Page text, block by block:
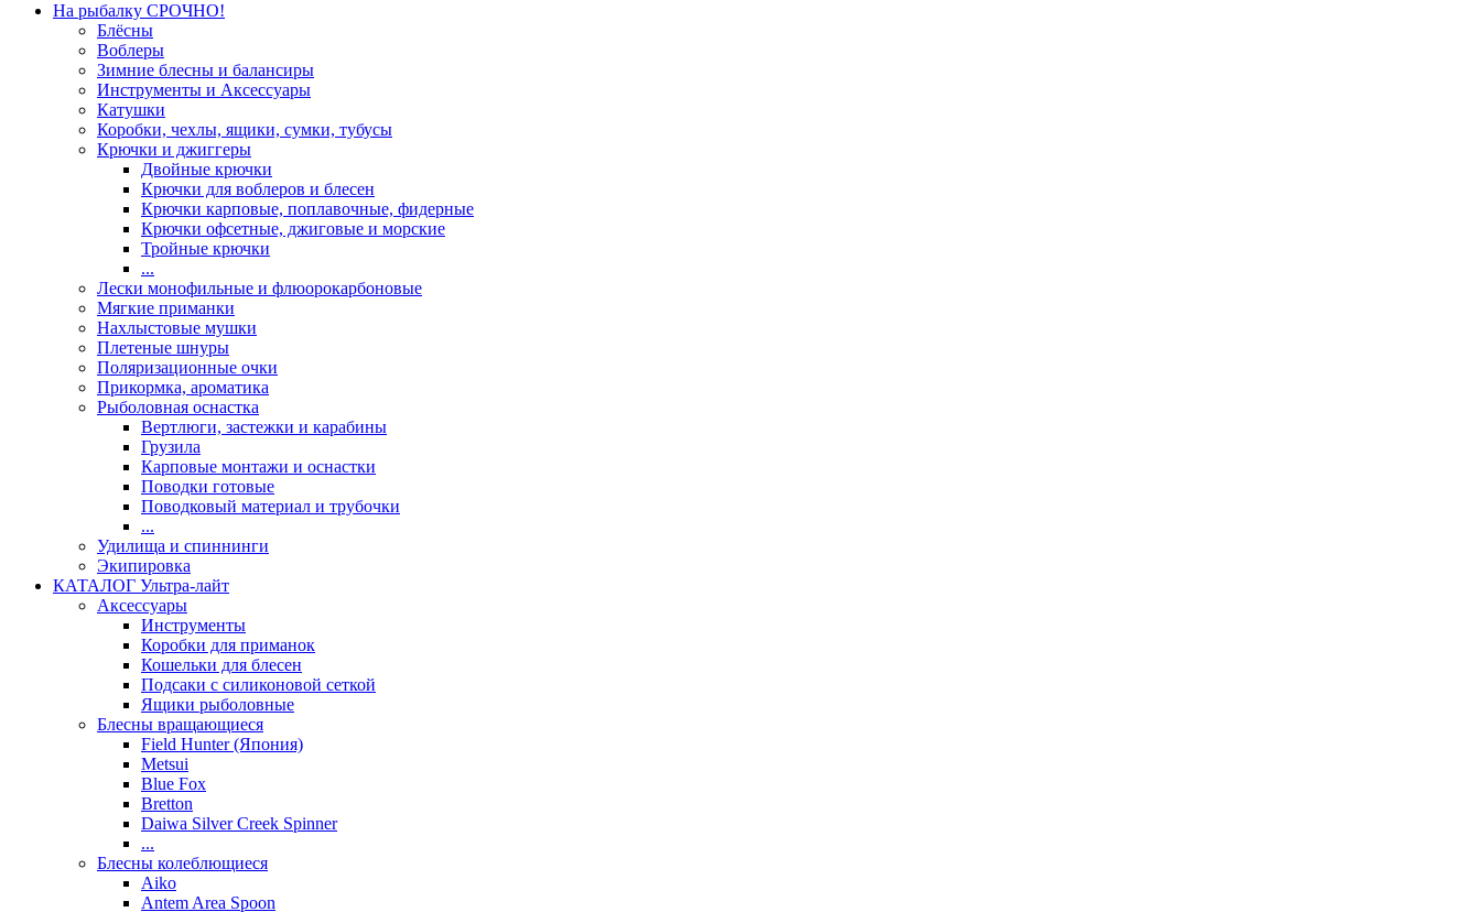
На рыбалку СРОЧНО!
Блёсны
Воблеры
Зимние блесны и балансиры
Инструменты и Аксессуары
Катушки
Коробки, чехлы, ящики, сумки, тубусы
Крючки и джиггеры
Двойные крючки
Крючки для воблеров и блесен
Крючки карповые, поплавочные, фидерные
Крючки офсетные, джиговые и морские
Тройные крючки
...
Лески монофильные и флюорокарбоновые
Мягкие приманки
Нахлыстовые мушки
Плетеные шнуры
Поляризационные очки
Прикормка, ароматика
Рыболовная оснастка
Вертлюги, застежки и карабины
Грузила
Карповые монтажи и оснастки
Поводки готовые
Поводковый материал и трубочки
...
Удилища и спиннинги
Экипировка
КАТАЛОГ Ультра-лайт
Аксессуары
Инструменты
Коробки для приманок
Кошельки для блесен
Подсаки с силиконовой сеткой
Ящики рыболовные
Блесны вращающиеся
Field Hunter (Япония)
Metsui
Blue Fox
Bretton
Daiwa Silver Creek Spinner
...
Блесны колеблющиеся
Aiko
Antem Area Spoon